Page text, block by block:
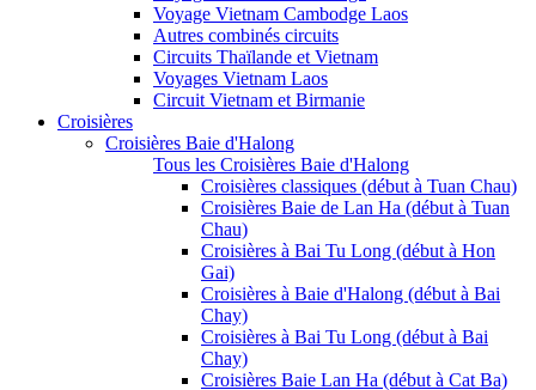
Voyage Vietnam Cambodge Laos
Autres combinés circuits
Circuits Thaïlande et Vietnam
Voyages Vietnam Laos
Circuit Vietnam et Birmanie
Croisières
Croisières Baie d'Halong
Tous les Croisières Baie d'Halong
Croisières classiques (début à Tuan Chau)
Croisières Baie de Lan Ha (début à Tuan
Chau)
Croisières à Bai Tu Long (début à Hon
Gai)
Croisières à Baie d'Halong (début à Bai
Chay)
Croisières à Bai Tu Long (début à Bai
Chay)
Croisières Baie Lan Ha (début à Cat Ba)